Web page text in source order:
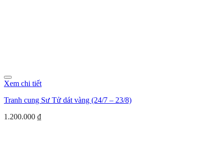
Xem chi tiết
Tranh cung Sư Tử dát vàng (24/7 – 23/8)
1.200.000 ₫